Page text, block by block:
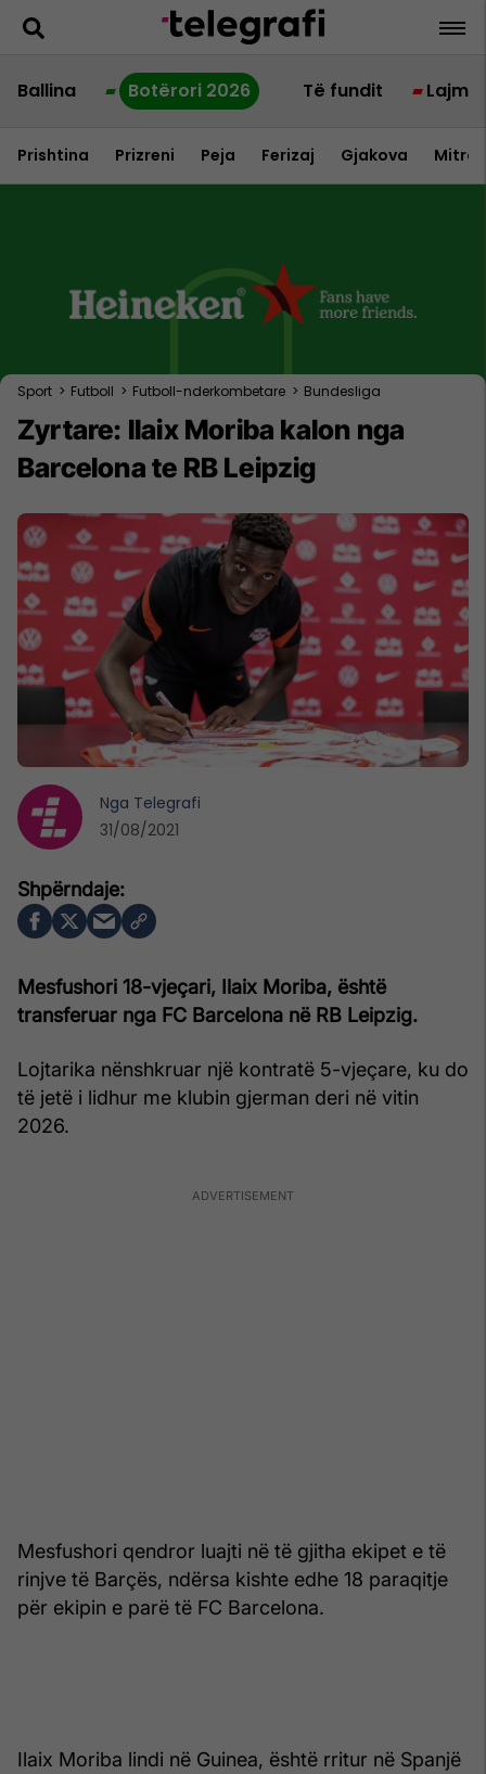
Ballina Botërori 2026 Të fundit Lajme
Prishtina Prizreni Peja Ferizaj Gjakova
Sport > Futboll > Futboll-nderkombetare > Bundesliga
Zyrtare: Ilaix Moriba kalon nga
Barcelona te RB Leipzig
Mesfushori 18-vjeçari, Ilaix Moriba, është
transferuar nga FC Barcelona në RB Leipzig.
Lojtarika nënshkruar një kontratë 5-vjeçare, ku do
të jetë i lidhur me klubin gjerman deri në vitin
2026.
Mesfushori qendror luajti në të gjitha ekipet e të
rinjve të Barçës, ndërsa kishte edhe 18 paraqitje
për ekipin e parë të FC Barcelona.
Ilaix Moriba lindi në Guinea, është rritur në Spanjë
Nga Telegrafi
31/08/2021